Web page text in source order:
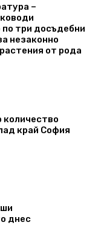
–
три досъдебни
незаконно
от рода
количество
край София
днес